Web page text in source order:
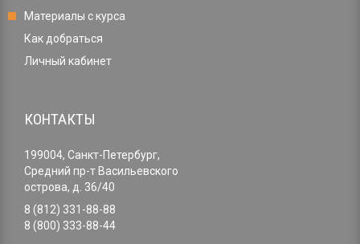
Материалы с курса
Как добраться
Личный кабинет
КОНТАКТЫ
199004, Санкт-Петербург,
Средний пр-т Васильевского
острова, д. 36/40
8 (812) 331-88-88
8 (800) 333-88-44